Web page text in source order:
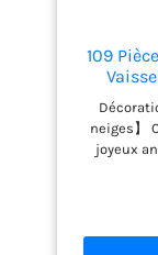
109
Ballon
neiges】
joyeux
assiettes